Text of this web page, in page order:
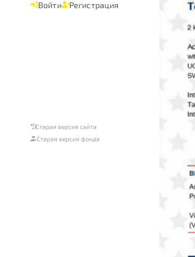
Войти Регистрация
Старая версия сайта
Старая версия фонда